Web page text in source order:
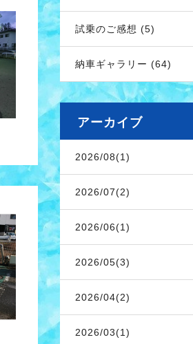
試乗のご感想 (5)
納車ギャラリー (64)
アーカイブ
2026/08(1)
2026/07(2)
2026/06(1)
2026/05(3)
2026/04(2)
2026/03(1)